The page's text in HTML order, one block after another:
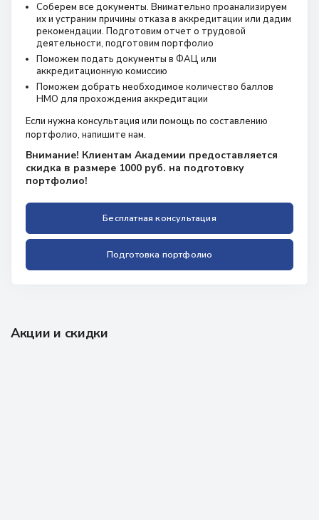
Соберем все документы. Внимательно проанализируем
их и устраним причины отказа в аккредитации или дадим
рекомендации. Подготовим отчет о трудовой
деятельности, подготовим портфолио
Поможем подать документы в ФАЦ или
аккредитационную комиссию
Поможем добрать необходимое количество баллов
НМО для прохождения аккредитации
Если нужна консультация или помощь по составлению
портфолио, напишите нам.
Внимание! Клиентам Академии предоставляется
скидка в размере 1000 руб. на подготовку
портфолио!
Бесплатная консультация
Подготовка портфолио
Акции и скидки